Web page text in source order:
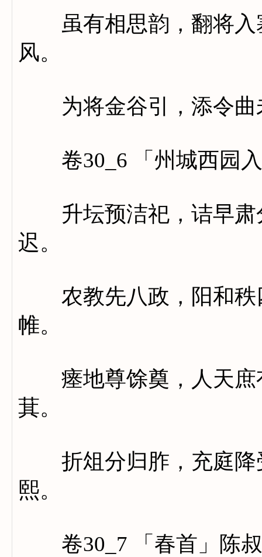
虽有相思韵，翻将入
风。
为将金谷引，添令曲
卷30_6 「州城西园入
升坛预洁祀，诘早肃
迟。
农教先八政，阳和秩
帷。
瘗地尊馀奠，人天庶
萁。
折俎分归胙，充庭降
熙。
卷30_7 「春首」陈